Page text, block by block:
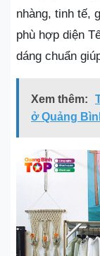
nhàng, tinh tế,
phù hợp diện
dáng chuẩn
Xem thêm:
ở Quảng